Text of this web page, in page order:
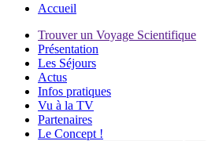
Accueil
Trouver un Voyage Scientifique
Présentation
Les Séjours
Actus
Infos pratiques
Vu à la TV
Partenaires
Le Concept !